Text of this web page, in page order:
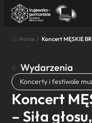
Znajdź atrakcję
Nazwa atrakcji
Miasto
Home / Koncert MĘSKIE
Wydarzenia
Koncerty i festiwale
Koncert
– Siła